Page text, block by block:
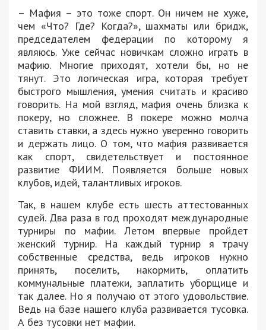
– Мафия – это тоже спорт. Он ничем не хуже,
чем «Что? Где? Когда?», шахматы или бридж,
председателем федерации по которому я
являюсь. Уже сейчас новичкам сложно играть в
мафию. Многие приходят, хотели бы, но не
тянут. Это логическая игра, которая требует
быстрого мышления, умения считать и красиво
говорить. На мой взгляд, мафия очень близка к
покеру, но сложнее. В покере можно молча
ставить ставки, а здесь нужно уверенно говорить
и держать лицо. О том, что мафия развивается
как спорт, свидетельствует и постоянное
развитие ФИИМ. Появляется больше новых
клубов, идей, талантливых игроков.
Так, в нашем клубе есть шесть аттестованных
судей. Два раза в год проходят международные
турниры по мафии. Летом впервые пройдет
женский турнир. На каждый турнир я трачу
собственные средства, ведь игроков нужно
принять, поселить, накормить, оплатить
коммунальные платежи, заплатить уборщице и
так далее. Но я получаю от этого удовольствие.
Ведь на базе нашего клуба развивается тусовка.
А без тусовки нет мафии.